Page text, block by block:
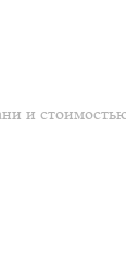
и